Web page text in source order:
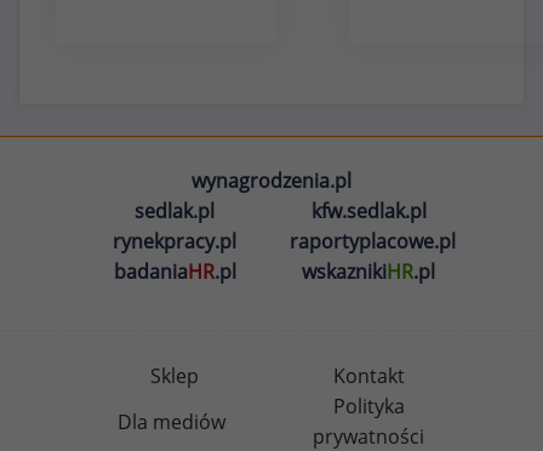
wynagrodzenia.pl
sedlak.pl
kfw.sedlak.pl
rynekpracy.pl
raportyplacowe.pl
badaniaHR.pl wskaznikiHR.pl
Sklep
Kontakt
Dla mediów
Polityka
prywatności